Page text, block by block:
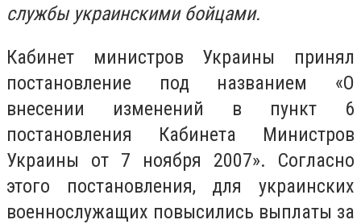
службы украинскими бойцами.
Кабинет министров Украины принял
постановление под названием «О
внесении изменений в пункт 6
постановления Кабинета Министров
Украины от 7 ноября 2007». Согласно
этого постановления, для украинских
военнослужащих повысились выплаты за